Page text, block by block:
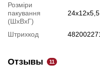
Розміри
пакування
(ШхВхГ)
Штрихкод
Отзывы 11